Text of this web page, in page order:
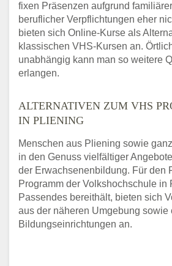
fixen Präsenzen aufgrund
beruflicher Verpflichtungen eher
bieten sich Online-Kurse als
klassischen VHS-Kursen an.
unabhängig kann man so weitere
erlangen.
ALTERNATIVEN ZUM VHS
IN PLIENING
Menschen aus Pliening sowie
in den Genuss vielfältiger
der Erwachsenenbildung. Für den
Programm der Volkshochschule in
Passendes bereithält, bieten sich
aus der näheren Umgebung sowie
Bildungseinrichtungen an.